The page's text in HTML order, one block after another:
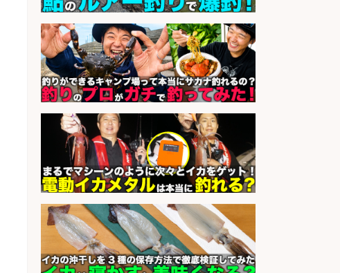
業10時間/経験者歓迎
会社名 広松久水産株式会社
sponsored by 求人ボックス
日払いOKで即日収入/営業事務/「時
給1,425円」沼津市足高エリアの釣
り具メーカーで受注処理・見積作成
の営業事務/マニュアル完備で未経
験OK・服装髪色ネイル自由&土日祝
休み/静岡県/沼津市
会社名
株式会社セイノースタッフサー
ビス
sponsored by 求人ボックス
人材紹介事業責任者候補/飲食業界